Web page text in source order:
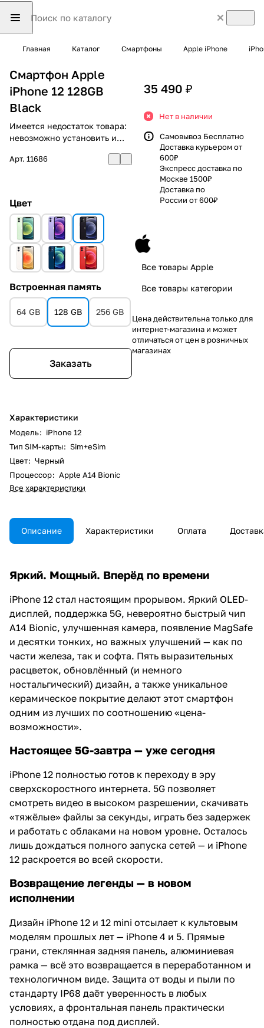
Главная Каталог Смартфоны Apple iPhone
Смартфон Apple
iPhone 12 128GB
Black
Имеется недостаток товара:
невозможно установить и
Арт. 11686
Цвет
Встроенная память
64 GB 128 GB 256 GB
Заказать
Характеристики
Модель: iPhone 12
Тип SIM-карты: Sim+eSim
Цвет: Черный
Процессор: Apple A14 Bionic
Все характеристики
35 490 ₽
Нет в наличии
Самовывоз Бесплатно
Доставка курьером от
600₽
Экспресс доставка по
Москве 1500₽
Доставка по
России от 600₽
Все товары Apple
Все товары категории
Цена действительна только для
интернет-магазина и может
отличаться от цен в розничных
магазинах
Описание Характеристики Оплата
Яркий. Мощный. Вперёд по времени
iPhone 12 стал настоящим прорывом. Яркий OLED-
дисплей, поддержка 5G, невероятно быстрый чип
A14 Bionic, улучшенная камера, появление MagSafe
и десятки тонких, но важных улучшений — как по
части железа, так и софта. Пять выразительных
расцветок, обновлённый (и немного
ностальгический) дизайн, а также уникальное
керамическое покрытие делают этот смартфон
одним из лучших по соотношению «цена-
возможности».
Настоящее 5G-завтра — уже сегодня
iPhone 12 полностью готов к переходу в эру
сверхскоростного интернета. 5G позволяет
смотреть видео в высоком разрешении, скачивать
«тяжёлые» файлы за секунды, играть без задержек
и работать с облаками на новом уровне. Осталось
лишь дождаться полного запуска сетей — и iPhone
12 раскроется во всей скорости.
Возвращение легенды — в новом
исполнении
Дизайн iPhone 12 и 12 mini отсылает к культовым
моделям прошлых лет — iPhone 4 и 5. Прямые
грани, стеклянная задняя панель, алюминиевая
рамка — всё это возвращается в переработанном и
технологичном виде. Защита от воды и пыли по
стандарту IP68 даёт уверенность в любых
условиях, а фронтальная панель практически
полностью отдана под дисплей.